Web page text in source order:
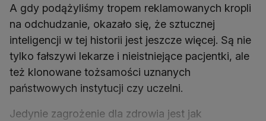
A gdy podążyliśmy tropem reklamowanych kropli
na odchudzanie, okazało się, że sztucznej
inteligencji w tej historii jest jeszcze więcej. Są nie
tylko fałszywi lekarze i nieistniejące pacjentki, ale
też klonowane tożsamości uznanych
państwowych instytucji czy uczelni.
Jedynie zagrożenie dla zdrowia jest jak